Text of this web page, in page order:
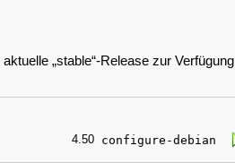
aktuelle „stable“-Release zur Verfügung
4.50 configure-debian